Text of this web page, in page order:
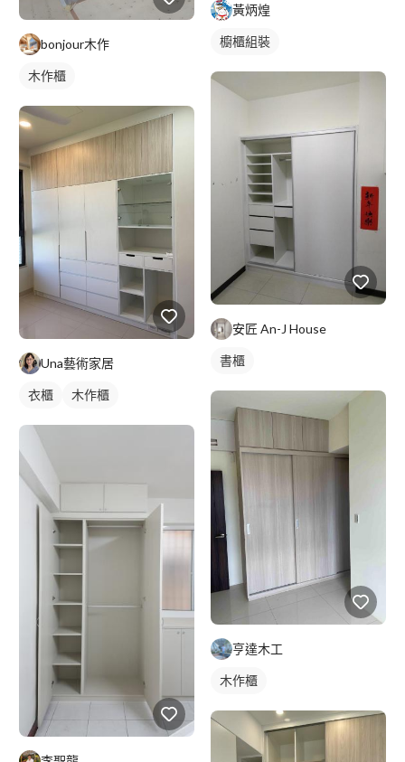
bonjour木作
木作櫃
Una藝術家居
衣櫃 木作櫃
黃炳煌
櫥櫃組裝
安匠 An-J House
書櫃
亨達木工
木作櫃